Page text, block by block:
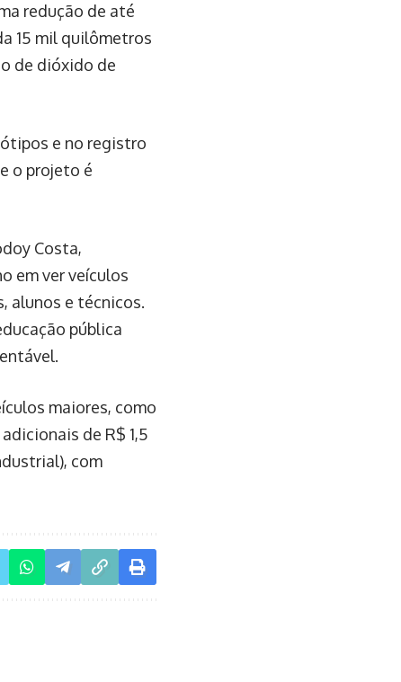
redução de até
15 mil quilômetros
de dióxido de
e no registro
o projeto é
Costa,
em ver veículos
alunos e técnicos.
pública
maiores, como
de R$ 1,5
com